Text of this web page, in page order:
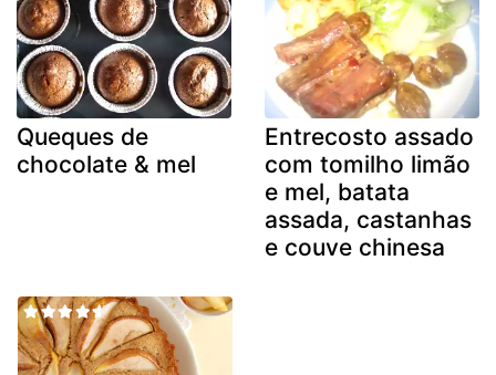
Queques de
chocolate & mel
Entrecosto assado
com tomilho limão
e mel, batata
assada, castanhas
e couve chinesa